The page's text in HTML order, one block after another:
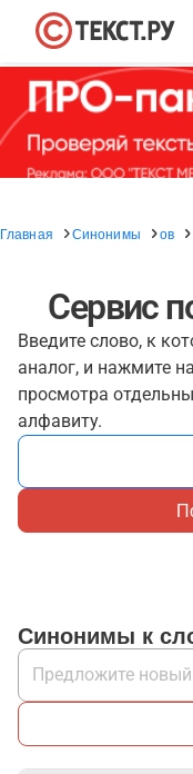
Главная Синонимы ов
Сервис
Введите слово, к
аналог, и нажмите
просмотра
алфавиту.
Синонимы к